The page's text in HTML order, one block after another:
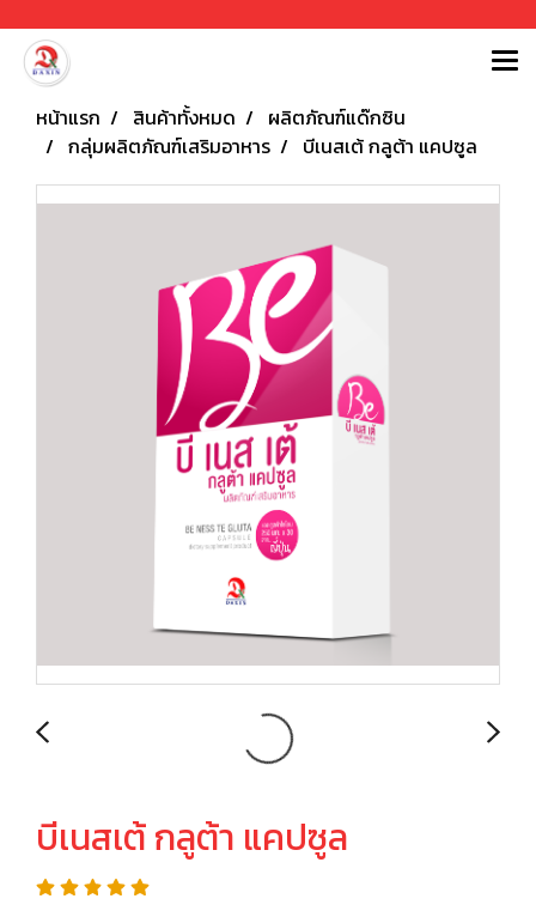
หน้าแรก สินค้าทั้งหมด
ผลิตภัณฑ์แด๊กซิน
กลุ่มผลิตภัณฑ์เสริมอาหาร
บีเนสเต้ กลูต้า แคปซูล
บีเนสเต้ กลูต้า แคปซูล